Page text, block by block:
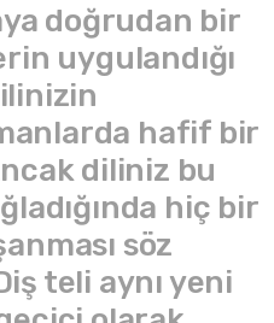
doğrudan bir
uygulandığı
hafif bir
diliniz bu
hiç bir
söz
teli aynı yeni